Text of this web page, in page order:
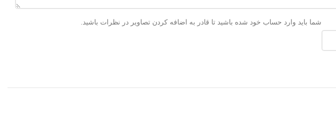
شما باید وارد حساب خود شده باشید تا قادر به اضافه کردن تصاویر در نظرات باشید.